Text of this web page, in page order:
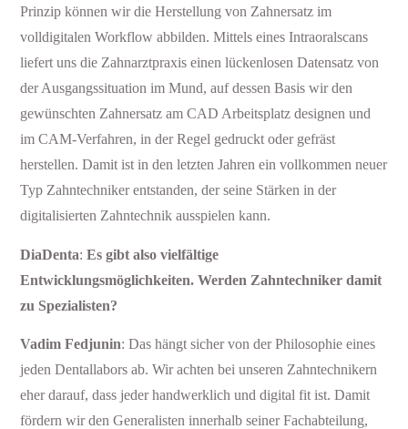
Prinzip können wir die Herstellung von Zahnersatz im
volldigitalen Workflow abbilden. Mittels eines Intraoralscans
liefert uns die Zahnarztpraxis einen lückenlosen Datensatz von
der Ausgangssituation im Mund, auf dessen Basis wir den
gewünschten Zahnersatz am CAD Arbeitsplatz designen und
im CAM-Verfahren, in der Regel gedruckt oder gefräst
herstellen. Damit ist in den letzten Jahren ein vollkommen neuer
Typ Zahntechniker entstanden, der seine Stärken in der
digitalisierten Zahntechnik ausspielen kann.
DiaDenta:Es gibt also vielfältige
Entwicklungsmöglichkeiten. Werden Zahntechniker damit
zu Spezialisten?
Vadim Fedjunin: Das hängt sicher von der Philosophie eines
jeden Dentallabors ab. Wir achten bei unseren Zahntechnikern
eher darauf, dass jeder handwerklich und digital fit ist. Damit
fördern wir den Generalisten innerhalb seiner Fachabteilung,